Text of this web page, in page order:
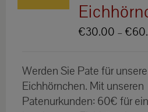
€30.00 – €
Werden Sie Pate für unsere
Eichhörnchen. Mit unseren
Patenurkunden: 60€ für ein